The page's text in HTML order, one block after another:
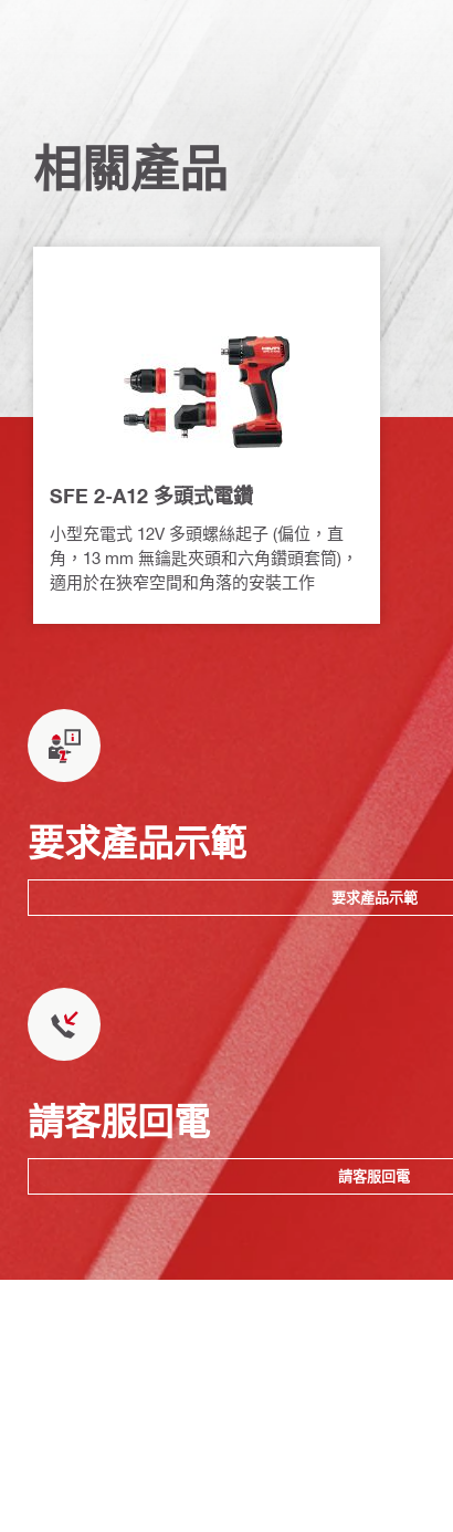
相關產品
SFE 2-A12 多頭式電鑽
小型充電式 12V 多頭螺絲起子 (偏位，直
角，13 mm 無鑰匙夾頭和六角鑽頭套筒)，
適用於在狹窄空間和角落的安裝工作
要求產品示範
要求產品示範
請客服回電
請客服回電